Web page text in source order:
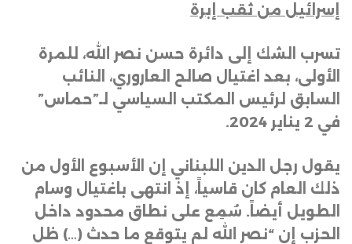
إسرائيل من ثقب إبرة
تسرب الشك إلى دائرة حسن نصر الله، للمرة
الأولى، بعد اغتيال صالح العاروري، النائب
السابق لرئيس المكتب السياسي لـ”حماس”
في 2 يناير 2024
.
يقول رجل الدين اللبناني إن الأسبوع الأول من
ذلك العام كان قاسياً، إذ انتهى باغتيال وسام
الطويل أيضاً. سُمِع على نطاق محدود داخل
الحزب إن “نصر الله لم يتوقع ما حدث (…) ظل